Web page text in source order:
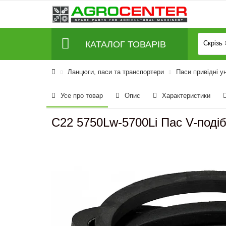
КАТАЛОГ ТОВАРІВ Скрізь
Ланцюги, паси та транспортери Паси привідні
Усе про товар Опис Характеристики
C22 5750Lw-5700Li Пас V-